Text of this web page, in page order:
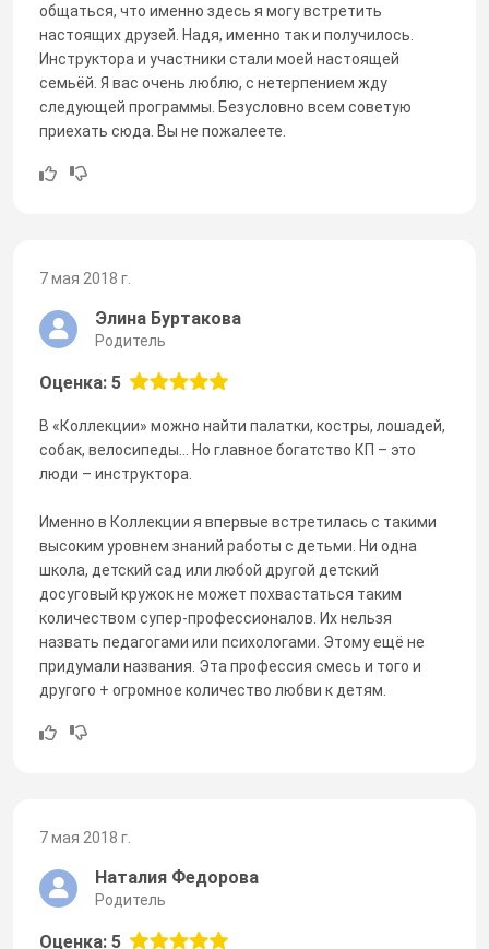
общаться, что именно здесь я могу встретить
настоящих друзей. Надя, именно так и получилось.
Инструктора и участники стали моей настоящей
семьёй. Я вас очень люблю, с нетерпением жду
следующей программы. Безусловно всем советую
приехать сюда. Вы не пожалеете.
7 мая 2018 г.
Элина Буртакова
Родитель
Оценка: 5
В «Коллекции» можно найти палатки, костры, лошадей,
собак, велосипеды… Но главное богатство КП – это
люди – инструктора.
Именно в Коллекции я впервые встретилась с такими
высоким уровнем знаний работы с детьми. Ни одна
школа, детский сад или любой другой детский
досуговый кружок не может похвастаться таким
количеством супер-профессионалов. Их нельзя
назвать педагогами или психологами. Этому ещё не
придумали названия. Эта профессия смесь и того и
другого + огромное количество любви к детям.
7 мая 2018 г.
Наталия Федорова
Родитель
Оценка: 5